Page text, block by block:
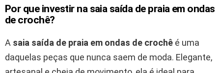
Por que investir na saia saída de praia em ondas
de crochê?
A saia saída de praia em ondas de crochê é uma
daquelas peças que nunca saem de moda. Elegante,